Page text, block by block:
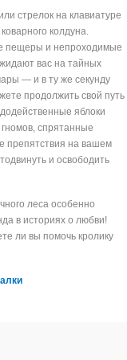
стрелок на клавиатуре
колдуна.
пещеры и непроходимые
вас на тайных
— и в ту же секунду
продолжить свой путь
яблоки
спрятанные
препятствия на вашем
и освободить
леса особенно
в историях о любви!
ли вы помочь кролику